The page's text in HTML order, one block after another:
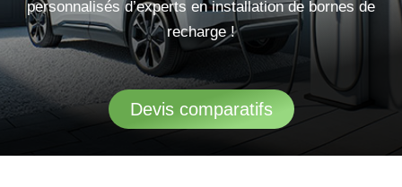
personnalisés d’experts en installation de bornes de
recharge !
Devis comparatifs